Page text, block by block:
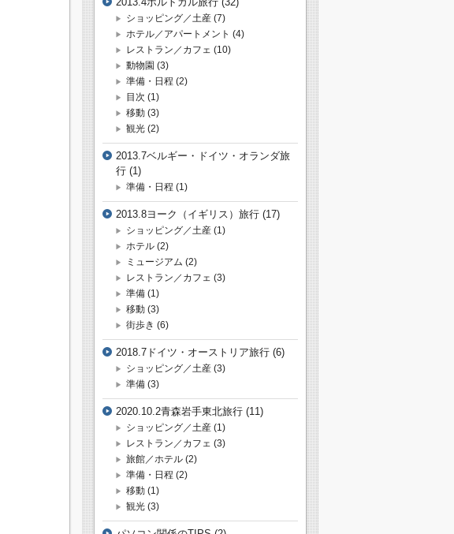
ショッピング／土産 (7)
ホテル／アパートメント (4)
レストラン／カフェ (10)
動物園 (3)
準備・日程 (2)
目次 (1)
移動 (3)
観光 (2)
2013.7ベルギー・ドイツ・オランダ旅
行 (1)
準備・日程 (1)
2013.8ヨーク（イギリス）旅行 (17)
ショッピング／土産 (1)
ホテル (2)
ミュージアム (2)
レストラン／カフェ (3)
準備 (1)
移動 (3)
街歩き (6)
2018.7ドイツ・オーストリア旅行 (6)
ショッピング／土産 (3)
準備 (3)
2020.10.2青森岩手東北旅行 (11)
ショッピング／土産 (1)
レストラン／カフェ (3)
旅館／ホテル (2)
準備・日程 (2)
移動 (1)
観光 (3)